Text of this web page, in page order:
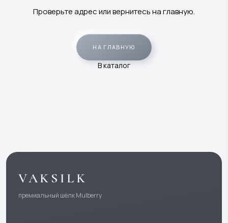
Проверьте адрес или вернитесь на главную.
НА ГЛАВНУЮ
В каталог
VAKSILK
премиальный шёлк Mulberry